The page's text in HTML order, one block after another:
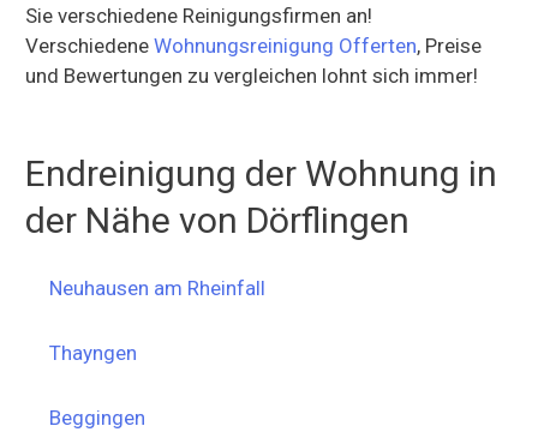
Sie verschiedene Reinigungsfirmen an!
Verschiedene Wohnungsreinigung Offerten, Preise
und Bewertungen zu vergleichen lohnt sich immer!
Endreinigung der Wohnung in
der Nähe von Dörflingen
Neuhausen am Rheinfall
Thayngen
Beggingen